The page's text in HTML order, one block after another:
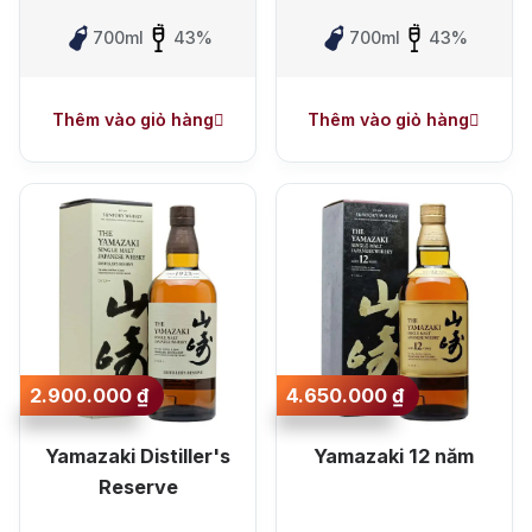
sưu tập cá nhân, mà còn trở thành lựa chọn tinh tế trong
whisky Nhật và sưu tầm rượu ngoại không thể bỏ qua.
1. Bảng giá rượu Yamazaki mới
nhất tạiRượu Nhập
Tên sản phẩm Giá
Nồng độ
cồn
Yamazaki Golden Promise 2024
15.400.000
đồng
48%
Yamazaki Islay Peated 2024
700
ml
15.400.000
đồng
48%
Yamazaki 18 Mizunara 2024
700ml 43%
Thêm vào giỏ hàng
700ml 43%
Thêm vào giỏ hàng
2.900.000₫
Yamazaki Distiller's
Reserve
4.650.000₫
Yamazaki 12 năm